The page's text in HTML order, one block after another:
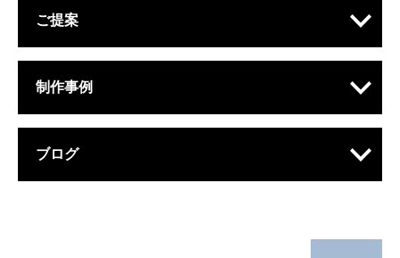
ご提案
制作事例
ブログ